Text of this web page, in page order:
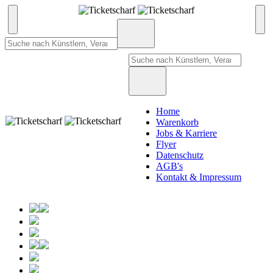
Home
Warenkorb
Jobs & Karriere
Flyer
Datenschutz
AGB's
Kontakt & Impressum